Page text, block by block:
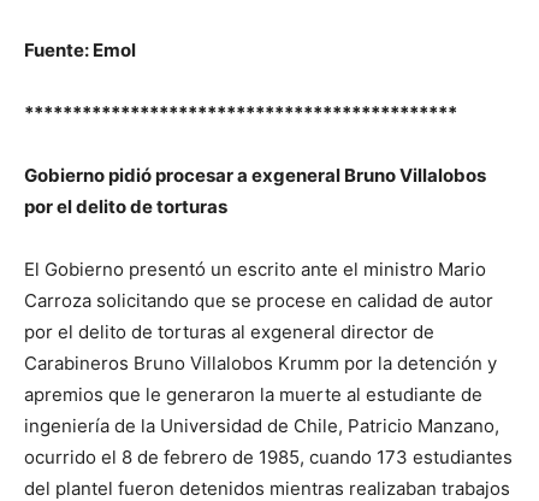
Fuente: Emol
*********************************************
Gobierno pidió procesar a exgeneral Bruno Villalobos
por el delito de torturas
El Gobierno presentó un escrito ante el ministro Mario
Carroza solicitando que se procese en calidad de autor
por el delito de torturas al exgeneral director de
Carabineros Bruno Villalobos Krumm por la detención y
apremios que le generaron la muerte al estudiante de
ingeniería de la Universidad de Chile, Patricio Manzano,
ocurrido el 8 de febrero de 1985, cuando 173 estudiantes
del plantel fueron detenidos mientras realizaban trabajos